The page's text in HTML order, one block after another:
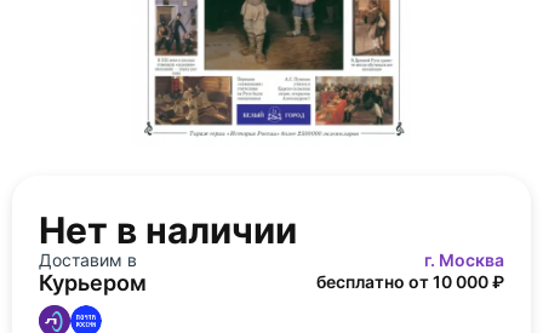
Нет в наличии
Доставим в г. Москва
Курьером бесплатно от 10 000 ₽